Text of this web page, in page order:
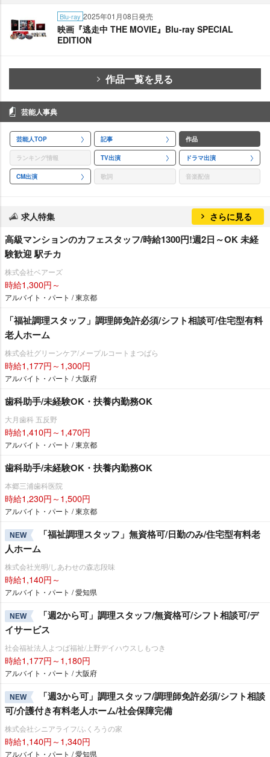
Blu-ray 2025年01月08日発売
映画『逃走中 THE MOVIE』Blu-ray SPECIAL
EDITION
作品一覧を見る
芸能人事典
芸能人TOP 記事 作品
ランキング情報 TV出演 ドラマ出演
CM出演 歌詞 音楽配信
求人特集 さらに見る
高級マンションのカフェスタッフ/時給1300円!週2日～OK 未経
験歓迎 駅チカ
株式会社ベアーズ
時給1,300円～
アルバイト・パート / 東京都
「福祉調理スタッフ」調理師免許必須/シフト相談可/住宅型有料
老人ホーム
株式会社グリーンケア/メープルコートまつばら
時給1,177円～1,300円
アルバイト・パート / 大阪府
歯科助手/未経験OK・扶養内勤務OK
大月歯科 五反野
時給1,410円～1,470円
アルバイト・パート / 東京都
歯科助手/未経験OK・扶養内勤務OK
本郷三浦歯科医院
時給1,230円～1,500円
アルバイト・パート / 東京都
NEW
「福祉調理スタッフ」無資格可/日勤のみ/住宅型有料老
人ホーム
株式会社光明/しあわせの森志段味
時給1,140円～
アルバイト・パート / 愛知県
NEW
「週2から可」調理スタッフ/無資格可/シフト相談可/デ
イサービス
社会福祉法人よつば福祉/上野デイハウスしもつき
時給1,177円～1,180円
アルバイト・パート / 大阪府
NEW
「週3から可」調理スタッフ/調理師免許必須/シフト相談
可/介護付き有料老人ホーム/社会保障完備
株式会社シニアライフ/ふくろうの家
時給1,140円～1,340円
アルバイト・パート / 愛知県